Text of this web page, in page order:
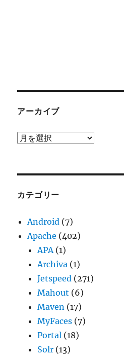
アーカイブ
ア
ブ
カテゴリー
Android (7)
Apache (402)
APA(1)
Archiva (1)
Jetspeed (271)
Mahout (6)
Maven (17)
MyFaces (7)
Portal (18)
Solr (13)